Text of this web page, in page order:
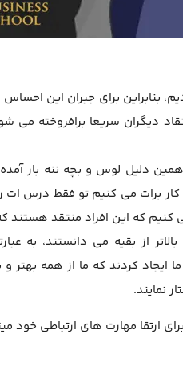
بنابراین برای جبران این
دیگران سریعا برافروخته
دلیل لوس و بچه ننه بار آمده
برات می کنیم تو فقط درس ات
کنیم که این افراد منتقد هستند
از بقیه می دانستند، به
ایجاد کردند که ما از همه بهتر
نمایند.
ارتقا مهارت های ارتباطی خود